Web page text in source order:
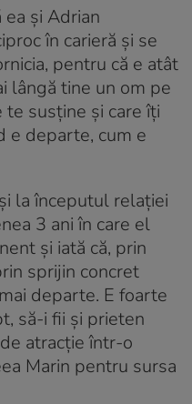
și Adrian
în carieră și se
pentru că e atât
lângă tine un om pe
te susține și care îți
e departe, cum e
la începutul relației
3 ani în care el
și iată că, prin
sprijin concret
departe. E foarte
să-i fii și prieten
atracție într-o
Marin pentru sursa